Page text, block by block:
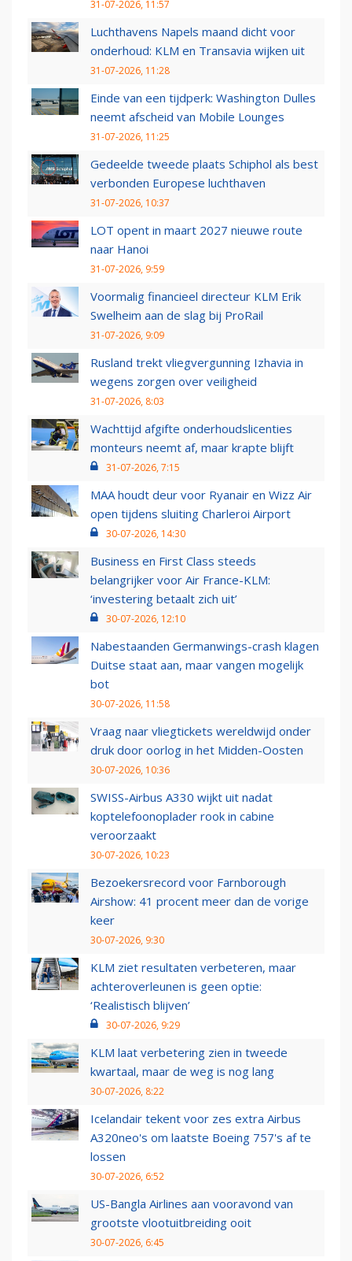
31-07-2026, 11:57
Luchthavens Napels maand dicht voor
onderhoud: KLM en Transavia wijken uit
31-07-2026, 11:28
Einde van een tijdperk: Washington Dulles
neemt afscheid van Mobile Lounges
31-07-2026, 11:25
Gedeelde tweede plaats Schiphol als best
verbonden Europese luchthaven
31-07-2026, 10:37
LOT opent in maart 2027 nieuwe route
naar Hanoi
31-07-2026, 9:59
Voormalig financieel directeur KLM Erik
Swelheim aan de slag bij ProRail
31-07-2026, 9:09
Rusland trekt vliegvergunning Izhavia in
wegens zorgen over veiligheid
31-07-2026, 8:03
Wachttijd afgifte onderhoudslicenties
monteurs neemt af, maar krapte blijft
31-07-2026, 7:15
MAA houdt deur voor Ryanair en Wizz Air
open tijdens sluiting Charleroi Airport
30-07-2026, 14:30
Business en First Class steeds
belangrijker voor Air France-KLM:
‘investering betaalt zich uit’
30-07-2026, 12:10
Nabestaanden Germanwings-crash klagen
Duitse staat aan, maar vangen mogelijk
bot
30-07-2026, 11:58
Vraag naar vliegtickets wereldwijd onder
druk door oorlog in het Midden-Oosten
30-07-2026, 10:36
SWISS-Airbus A330 wijkt uit nadat
koptelefoonoplader rook in cabine
veroorzaakt
30-07-2026, 10:23
Bezoekersrecord voor Farnborough
Airshow: 41 procent meer dan de vorige
keer
30-07-2026, 9:30
KLM ziet resultaten verbeteren, maar
achteroverleunen is geen optie:
‘Realistisch blijven’
30-07-2026, 9:29
KLM laat verbetering zien in tweede
kwartaal, maar de weg is nog lang
30-07-2026, 8:22
Icelandair tekent voor zes extra Airbus
A320neo's om laatste Boeing 757's af te
lossen
30-07-2026, 6:52
US-Bangla Airlines aan vooravond van
grootste vlootuitbreiding ooit
30-07-2026, 6:45